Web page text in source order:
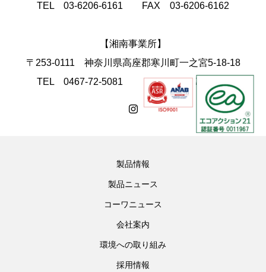
TEL 03-6206-6161 FAX 03-6206-6162
【湘南事業所】
〒253-0111 神奈川県高座郡寒川町一之宮5-18-18
TEL 0467-72-5081 FAX 0467-74-4168
製品情報
製品ニュース
コーワニュース
会社案内
環境への取り組み
採用情報